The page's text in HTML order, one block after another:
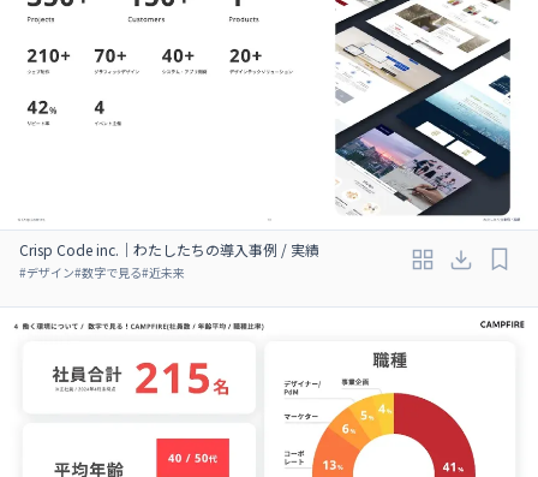
Crisp Code inc.｜わたしたちの導入事例 / 実績
#デザイン#数字で見る#近未来